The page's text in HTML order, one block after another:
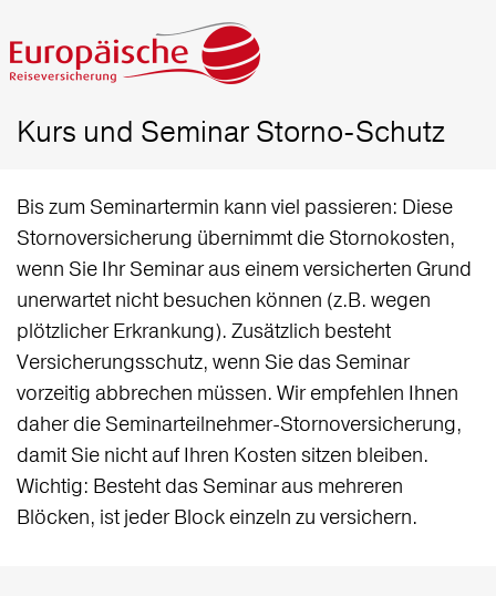
Kurs und Seminar Storno-Schutz
Bis zum Seminartermin kann viel passieren: Diese
Stornoversicherung übernimmt die Stornokosten,
wenn Sie Ihr Seminar aus einem versicherten Grund
unerwartet nicht besuchen können (z.B. wegen
plötzlicher Erkrankung). Zusätzlich besteht
Versicherungsschutz, wenn Sie das Seminar
vorzeitig abbrechen müssen. Wir empfehlen Ihnen
daher die Seminarteilnehmer-Stornoversicherung,
damit Sie nicht auf Ihren Kosten sitzen bleiben.
Wichtig: Besteht das Seminar aus mehreren
Blöcken, ist jeder Block einzeln zu versichern.